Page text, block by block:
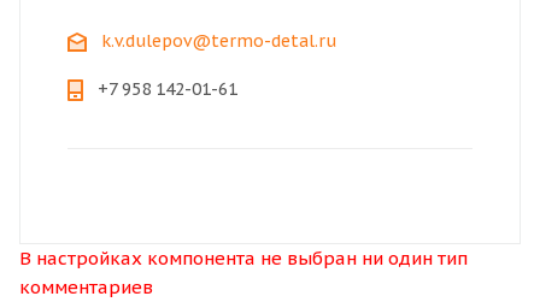
k.v.dulepov@termo-detal.ru
+7 958 142-01-61
В настройках компонента не выбран ни один тип
комментариев